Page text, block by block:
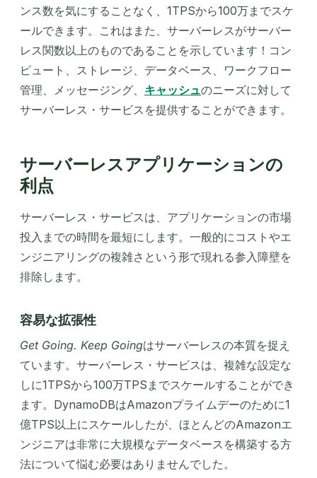
ンス数を気にすることなく、1TPSから100万までスケ
ールできます。これはまた、サーバーレスがサーバー
レス関数以上のものであることを示しています！コン
ピュート、ストレージ、データベース、ワークフロー
管理、メッセージング、 キャッシュのニーズに対して
サーバーレス・サービスを提供することができます。
サーバーレスアプリケーションの
利点
サーバーレス・サービスは、アプリケーションの市場
投入までの時間を最短にします。一般的にコストやエ
ンジニアリングの複雑さという形で現れる参入障壁を
排除します。
容易な拡張性
Get Going. Keep Goingはサーバーレスの本質を捉え
ています。サーバーレス・サービスは、複雑な設定な
しに1TPSから100万TPSまでスケールすることができ
ます。DynamoDBはAmazonプライムデーのために1
億TPS以上にスケールしたが、ほとんどのAmazonエ
ンジニアは非常に大規模なデータベースを構築する方
法について悩む必要はありませんでした。